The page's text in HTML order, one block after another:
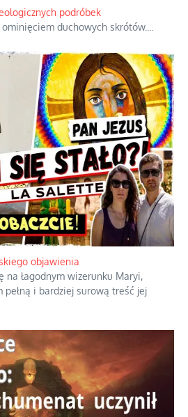
podróbek
ominięciem duchowych skrótów.
objawienia
łagodnym wizerunku Maryi,
i bardziej surową treść jej